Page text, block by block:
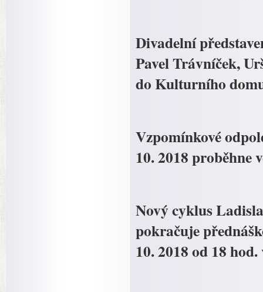
Divadelní
Pavel Trávníček,
do Kulturního
Vzpomínkové
10. 2018 proběhne
Nový cyklus
pokračuje
10. 2018 od 18